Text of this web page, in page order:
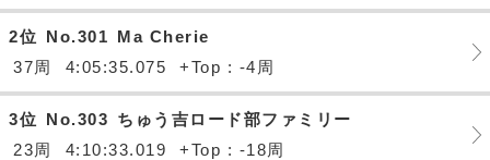
2位 No.301 Ma Cherie
37周
4:05:35.075 +Top : -4周
3位 No.303 ちゅう吉ロード部ファミリー
23周
4:10:33.019 +Top : -18周